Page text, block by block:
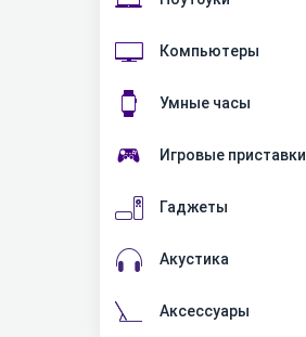
Компьютеры
Умные часы
Игровые приставки
Гаджеты
Акустика
Аксессуары